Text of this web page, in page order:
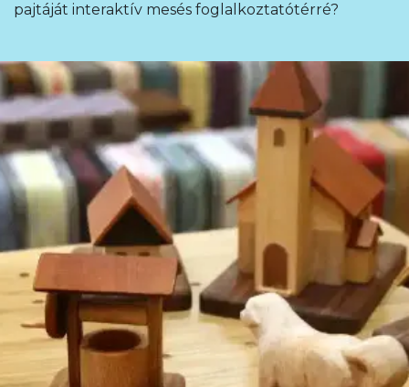
pajtáját interaktív mesés foglalkoztatótérré?